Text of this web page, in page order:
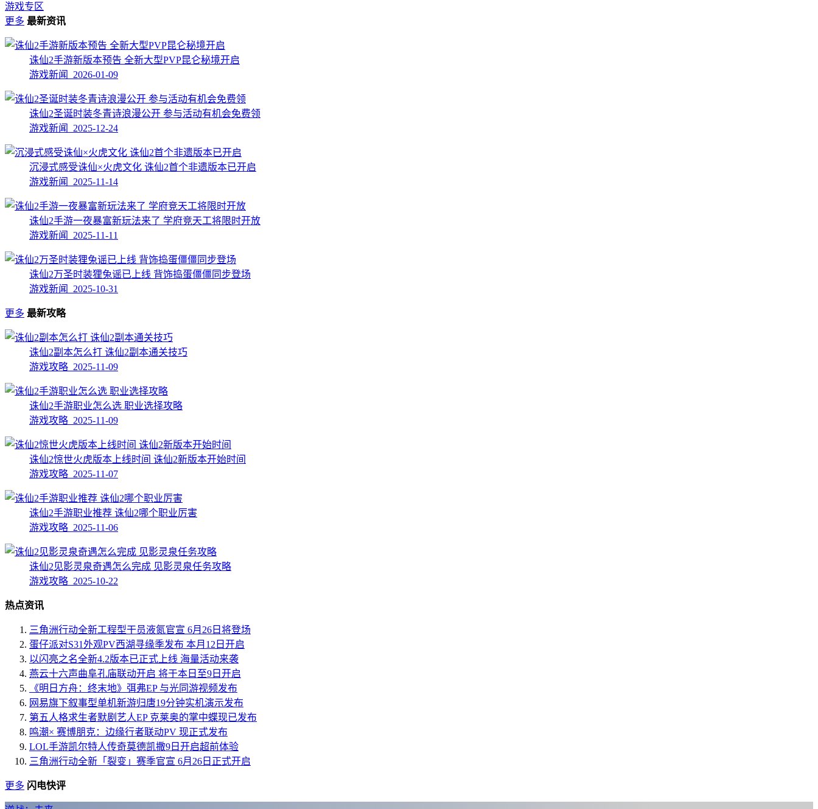
游戏专区
更多 最新资讯
诛仙2手游新版本预告 全新大型PVP昆仑秘境开启
游戏新闻 2026-01-09
诛仙2圣诞时装冬青诗浪漫公开 参与活动有机会免费领
游戏新闻 2025-12-24
沉浸式感受诛仙×火虎文化 诛仙2首个非遗版本已开启
游戏新闻 2025-11-14
诛仙2手游一夜暴富新玩法来了 学府竞天工将限时开放
游戏新闻 2025-11-11
诛仙2万圣时装狸兔谣已上线 背饰捣蛋僵僵同步登场
游戏新闻 2025-10-31
更多 最新攻略
诛仙2副本怎么打 诛仙2副本通关技巧
游戏攻略 2025-11-09
诛仙2手游职业怎么选 职业选择攻略
游戏攻略 2025-11-09
诛仙2惊世火虎版本上线时间 诛仙2新版本开始时间
游戏攻略 2025-11-07
诛仙2手游职业推荐 诛仙2哪个职业厉害
游戏攻略 2025-11-06
诛仙2见影灵泉奇遇怎么完成 见影灵泉任务攻略
游戏攻略 2025-10-22
热点资讯
三角洲行动全新工程型干员液氮官宣 6月26日将登场
蛋仔派对S31外观PV西湖寻缘季发布 本月12日开启
以闪亮之名全新4.2版本已正式上线 海量活动来袭
燕云十六声曲阜孔庙联动开启 将于本日至9日开启
《明日方舟：终末地》弭弗EP 与光同游视频发布
网易旗下叙事型单机新游归唐19分钟实机演示发布
第五人格求生者默剧艺人EP 克莱奥的掌中蝶现已发布
鸣潮× 赛博朋克：边缘行者联动PV 现正式发布
LOL手游凯尔特人传奇莫德凯撒9日开启超前体验
三角洲行动全新「裂变」赛季官宣 6月26日正式开启
更多 闪电快评